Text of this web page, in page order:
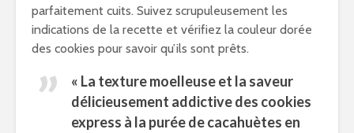
parfaitement cuits. Suivez scrupuleusement les
indications de la recette et vérifiez la couleur dorée
des cookies pour savoir qu’ils sont prêts.
« La texture moelleuse et la saveur
délicieusement addictive des cookies
express à la purée de cacahuètes en